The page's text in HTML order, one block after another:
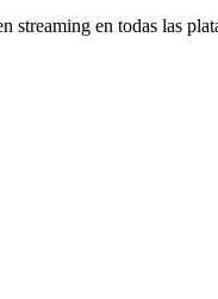
streaming en todas las